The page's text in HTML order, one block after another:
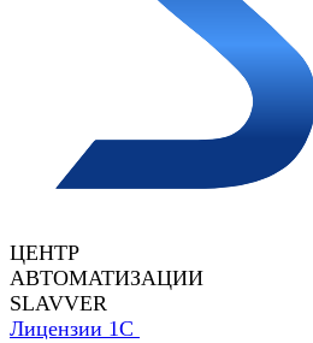
ЦЕНТР
АВТОМАТИЗАЦИИ
SLAVVER
Лицензии 1С